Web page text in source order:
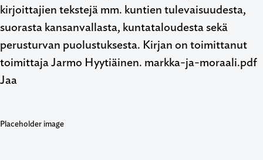
kirjoittajien tekstejä mm. kuntien tulevaisuudesta,
suorasta kansanvallasta, kuntataloudesta sekä
perusturvan puolustuksesta. Kirjan on toimittanut
toimittaja Jarmo Hyytiäinen. markka-ja-moraali.pdf
Jaa